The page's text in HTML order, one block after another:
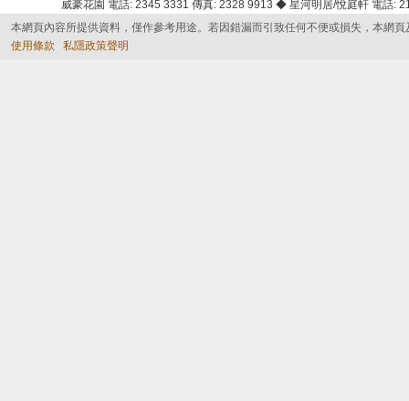
威豪花園 電話: 2345 3331 傳真: 2328 9913 ◆ 星河明居/悅庭軒 電話
本網頁內容所提供資料，僅作參考用途。若因錯漏而引致任何不便或損失，本網
使用條款
私隱政策聲明